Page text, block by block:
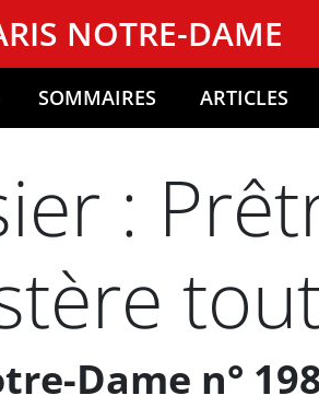
NOTRE-DAME
SOMMAIRES ARTICLES
:
Dame n°